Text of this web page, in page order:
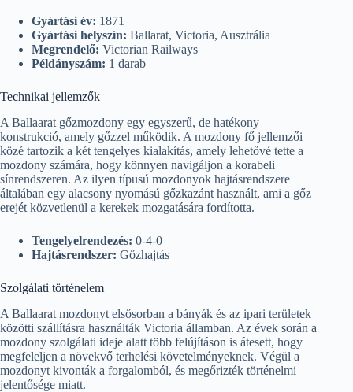
Gyártási év: 1871
Gyártási helyszín: Ballarat, Victoria, Ausztrália
Megrendelő: Victorian Railways
Példányszám: 1 darab
Technikai jellemzők
A Ballaarat gőzmozdony egy egyszerű, de hatékony
konstrukció, amely gőzzel működik. A mozdony fő jellemzői
közé tartozik a két tengelyes kialakítás, amely lehetővé tette a
mozdony számára, hogy könnyen navigáljon a korabeli
sínrendszeren. Az ilyen típusú mozdonyok hajtásrendszere
általában egy alacsony nyomású gőzkazánt használt, ami a gőz
erejét közvetlenül a kerekek mozgatására fordította.
Tengelyelrendezés: 0-4-0
Hajtásrendszer: Gőzhajtás
Szolgálati történelem
A Ballaarat mozdonyt elsősorban a bányák és az ipari területek
közötti szállításra használták Victoria államban. Az évek során a
mozdony szolgálati ideje alatt több felújításon is átesett, hogy
megfeleljen a növekvő terhelési követelményeknek. Végül a
mozdonyt kivonták a forgalomból, és megőrizték történelmi
jelentősége miatt.